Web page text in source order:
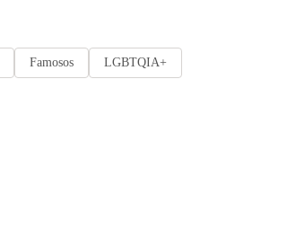
Famosos LGBTQIA+